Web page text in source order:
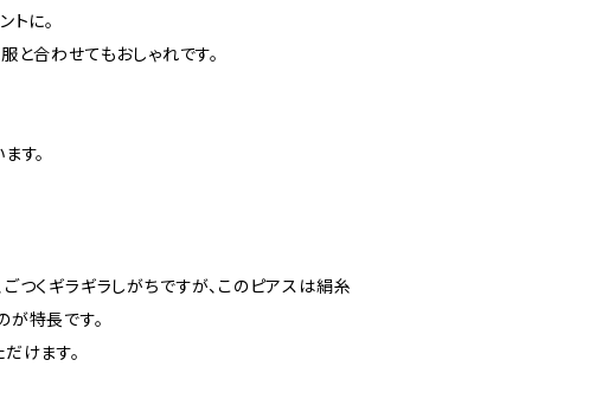
トに。
と合わせてもおしゃれです。
す。
つくギラギラしがちですが、このピアスは絹糸
特長です。
けます。